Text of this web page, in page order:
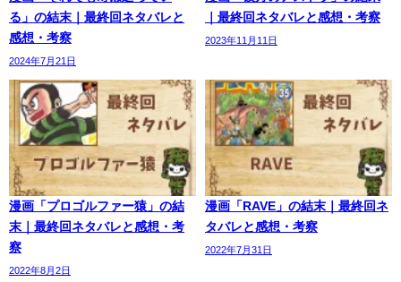
る」の結末｜最終回ネタバレと
感想・考察
2024年7月21日
｜最終回ネタバレと感想・考察
2023年11月11日
漫画「プロゴルファー猿」の結
末｜最終回ネタバレと感想・考
察
2022年8月2日
漫画「RAVE」の結末｜最終回ネ
タバレと感想・考察
2022年7月31日